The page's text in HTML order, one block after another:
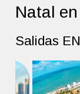
Natal
Salidas